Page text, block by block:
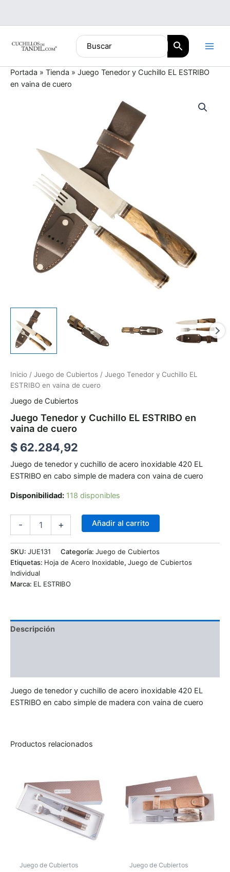
contenido
Portada » Tienda » Juego Tenedor y Cuchillo EL ESTRIBO
en vaina de cuero
Inicio / Juego de Cubiertos / Juego Tenedor y Cuchillo EL
ESTRIBO en vaina de cuero
Juego de Cubiertos
Juego Tenedor y Cuchillo EL ESTRIBO en
vaina de cuero
$ 62.284,92
Juego de tenedor y cuchillo de acero inoxidable 420 EL
ESTRIBO en cabo simple de madera con vaina de cuero
Disponibilidad: 118 disponibles
- + Añadir al carrito
SKU: JUE131 Categoría: Juego de Cubiertos
Etiquetas: Hoja de Acero Inoxidable, Juego de Cubiertos
Individual
Marca: EL ESTRIBO
Descripción
Juego de tenedor y cuchillo de acero inoxidable 420 EL
ESTRIBO en cabo simple de madera con vaina de cuero
Productos relacionados
Juego de Cubiertos Juego de Cubiertos